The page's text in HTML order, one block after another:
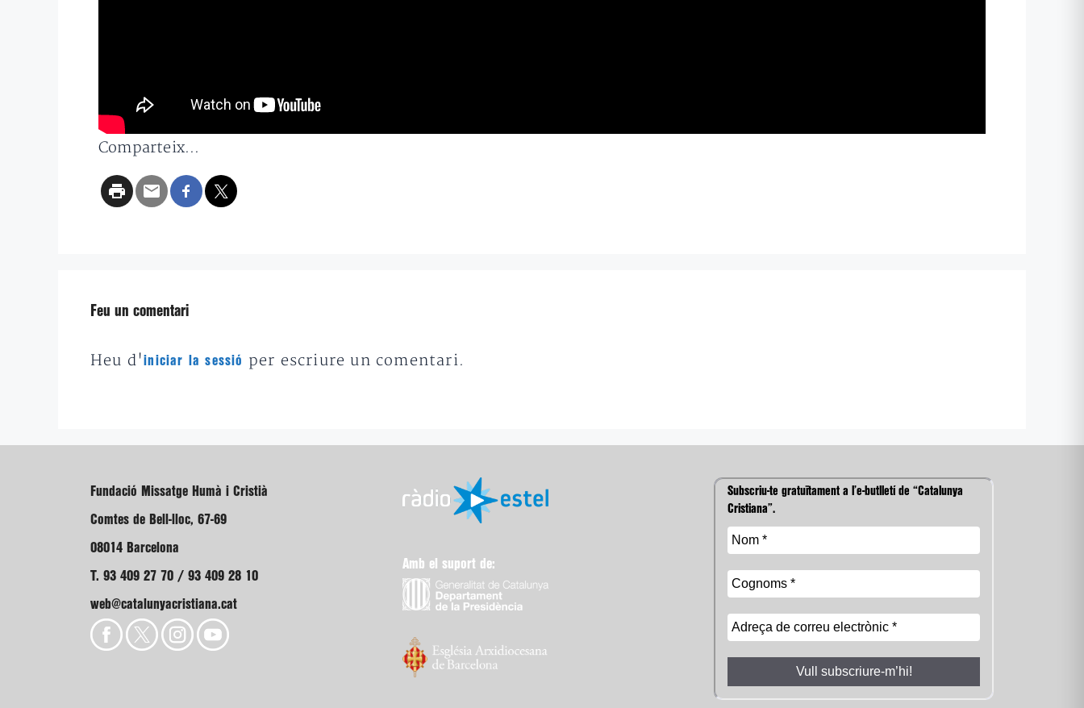
Comparteix...
Feu un comentari
Heu d'iniciar la sessió per escriure un comentari.
Fundació Missatge Humà i Cristià
Comtes de Bell-lloc, 67-69
08014 Barcelona
T. 93 409 27 70 / 93 409 28 10
web@catalunyacristiana.cat
Amb el suport de:
Subscriu-te gratuïtament a l’e-butlletí de “Catalunya
Cristiana”.